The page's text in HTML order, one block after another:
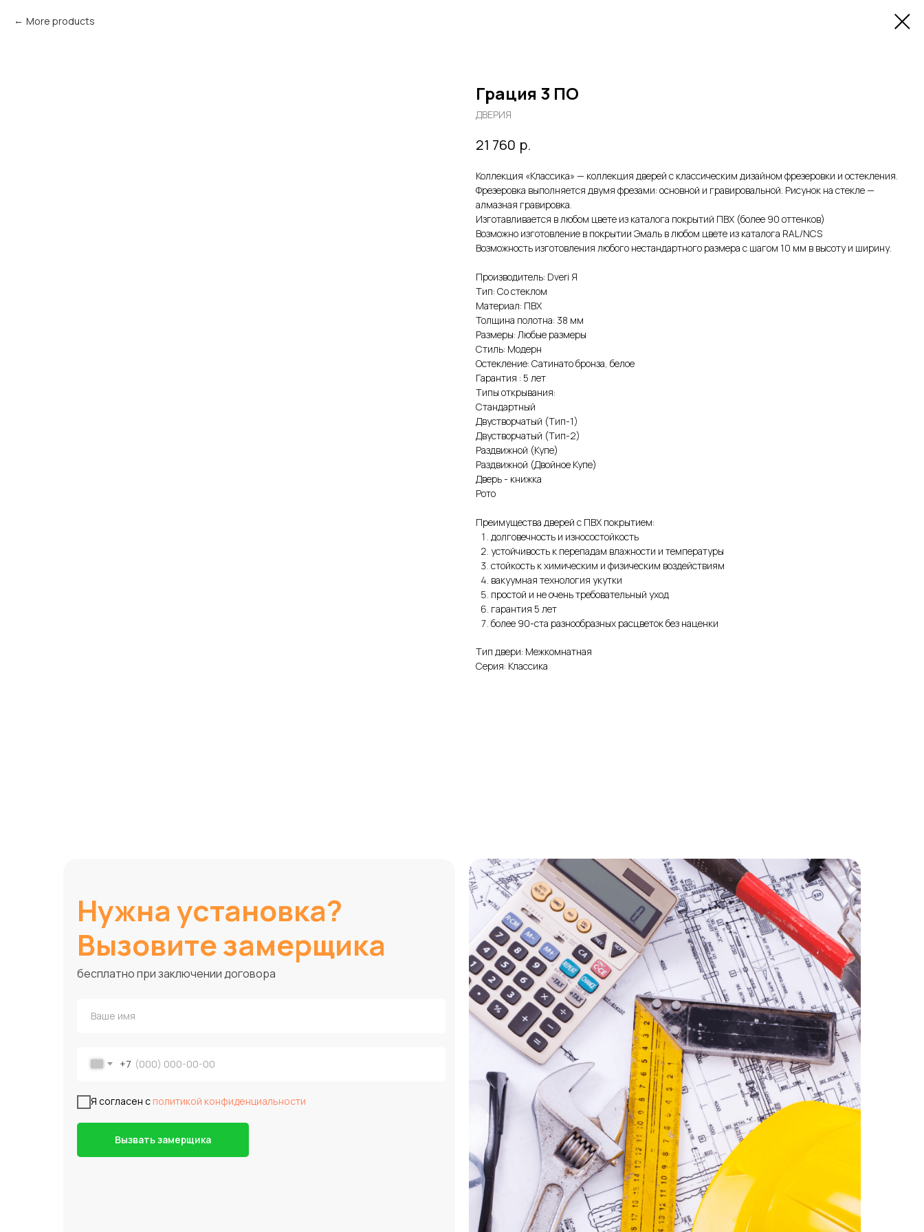
More products
Грация 3 ПО
ДВЕРИЯ
21 760 р.
Коллекция «Классика» — коллекция дверей с классическим дизайном фрезеровки и остекления.
Фрезеровка выполняется двумя фрезами: основной и гравировальной. Рисунок на стекле —
алмазная гравировка.
Изготавливается в любом цвете из каталога покрытий ПВХ (более 90 оттенков)
Возможно изготовление в покрытии Эмаль в любом цвете из каталога RAL/NCS
Возможность изготовления любого нестандартного размера с шагом 10 мм в высоту и ширину.
Производитель: Dveri Я
Тип: Со стеклом
Материал: ПВХ
Толщина полотна: 38 мм
Размеры: Любые размеры
Стиль: Модерн
Остекление: Сатинато бронза, белое
Гарантия : 5 лет
Типы открывания:
Стандартный
Двустворчатый (Тип-1)
Двустворчатый (Тип-2)
Раздвижной (Купе)
Раздвижной (Двойное Купе)
Дверь - книжка
Рото
Преимущества дверей с ПВХ покрытием:
долговечность и износостойкость
устойчивость к перепадам влажности и температуры
стойкость к химическим и физическим воздействиям
вакуумная технология укутки
простой и не очень требовательный уход
гарантия 5 лет
более 90-ста разнообразных расцветок без наценки
Тип двери: Межкомнатная
Серия: Классика
Нужна установка?
Вызовите замерщика
+7
Я согласен с политикой конфиденциальности
Вызвать замерщика
бесплатно при заключении договора